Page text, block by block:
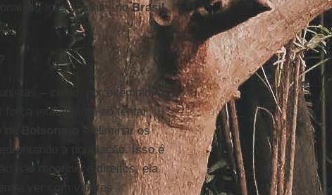
e, infelizmente, noBrasil
– como, por exemplo, a
força exatamente ao tentar
é eliminar os
a população. Isso é
não reconhece direitos, ela
a ver com valores